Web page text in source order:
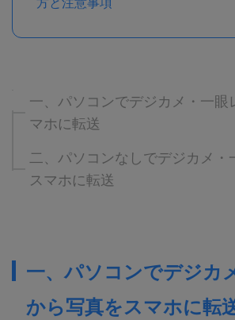
一、パソコンでデジカメ・一眼
マホに転送
二、パソコンなしでデジカメ・
スマホに転送
一、パソコンでデジカ
から写真をスマホに転